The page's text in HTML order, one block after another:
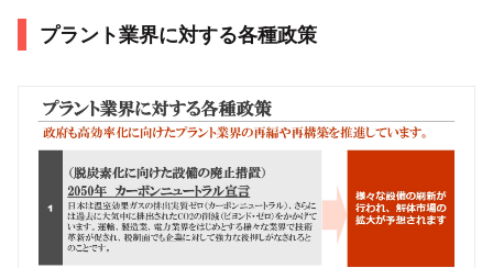
プラント業界に対する各種政策